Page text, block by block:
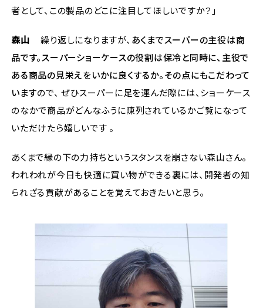
者として、この製品のどこに注目してほしいですか？」
森山 繰り返しになりますが、 あくまでスーパーの主役は商
品です。スーパーショーケースの役割は保冷と同時に、主役で
ある商品の見栄えをいかに良くするか。その点にもこだわって
いますので、 ぜひスーパーに足を運んだ際には、ショーケース
のなかで商品がどんなふうに陳列されているかご覧になって
いただけたら嬉しいです 。
あくまで縁の下の力持ちというスタンスを崩さない森山さん。
われわれが今日も快適に買い物ができる裏には、開発者の知
られざる貢献があることを覚えておきたいと思う。